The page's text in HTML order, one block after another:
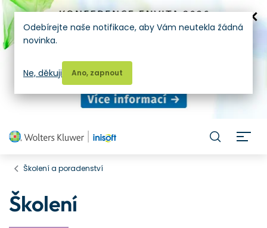
Školení a poradenství
Školení
Odebírejte naše notifikace, aby Vám neutekla žádná
novinka.
Ano, zapnout
Ne, děkuji